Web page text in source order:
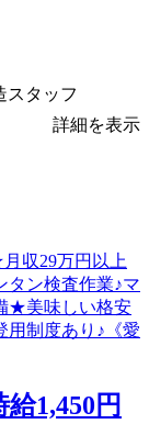
スタッフ
詳細を表示
1,450円